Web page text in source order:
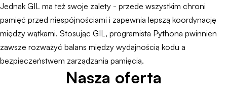
Jednak GIL ma też swoje zalety - przede wszystkim chroni
pamięć przed niespójnościami i zapewnia lepszą koordynację
między wątkami. Stosując GIL, programista Pythona pwinnien
zawsze rozważyć balans między wydajnością kodu a
bezpieczeństwem zarządzania pamięcią.
Nasza oferta